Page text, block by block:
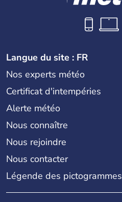
Langue du site : FR
Nos experts météo
Certificat d'intempéries
Alerte météo
Nous connaître
Nous rejoindre
Nous contacter
Légende des pictogrammes